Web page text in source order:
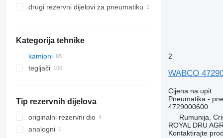
drugi rezervni dijelovi za pneumatiku
Kategorija tehnike
kamioni
tegljači
Tip rezervnih dijelova
originalni rezervni dio
analogni
2
WABCO
Cijena na upit
Pneumatika -
4729000600
Rumunija,
ROYAL DRU
Kontaktirajte